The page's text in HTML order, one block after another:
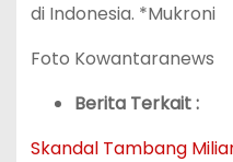
di Indonesia. *Mukroni
Foto Kowantaranews
Berita Terkait :
Skandal Tambang